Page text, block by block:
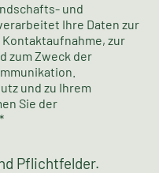
und
Ihre Daten zur
zur
zum Zweck der
und zu Ihrem
Sie der
.*
Pflichtfelder.